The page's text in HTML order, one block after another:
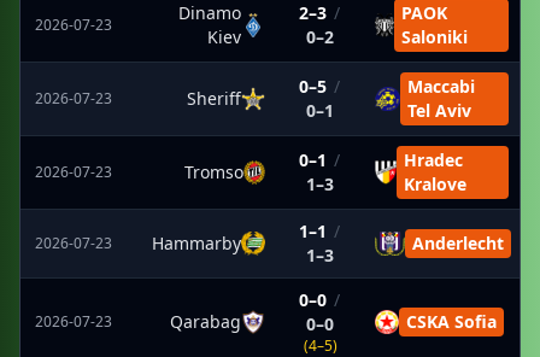
2026-07-23
Dinamo
Kiev
2–3 /
0–2
PAOK
Saloniki
2026-07-23 Sheriff
0–5 /
0–1
Maccabi
Tel Aviv
2026-07-23 Tromso
0–1 /
1–3
Hradec
Kralove
2026-07-23 Hammarby
1–1 /
1–3
Anderlecht
2026-07-23 Qarabag
0–0 /
0–0
(4–5)
CSKA Sofia